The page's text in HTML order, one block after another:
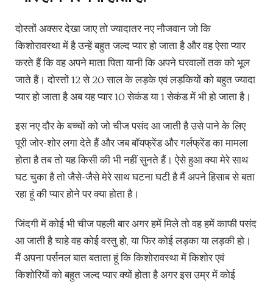
दोस्तों अक्सर देखा जाए तो ज्यादातर नए नौजवान जो कि
किशोरावस्था में है उन्हें बहुत जल्द प्यार हो जाता है और वह ऐसा प्यार
करते हैं कि वह अपने माता पिता यानी कि अपने घरवालों तक को भूल
जाते हैं। दोस्तों 12 से 20 साल के लड़के एवं लड़कियों को बहुत ज्यादा
प्यार हो जाता है अब यह प्यार 10 सेकंड या 1 सेकंड में भी हो जाता है।
इस नए दौर के बच्चों को जो चीज पसंद आ जाती है उसे पाने के लिए
पूरी जोर-शोर लगा देते हैं और जब बॉयफ्रेंड और गर्लफ्रेंड का मामला
होता है तब तो यह किसी की भी नहीं सुनते हैं। ऐसे हुआ क्या मेरे साथ
घट चुका है तो जैसे-जैसे मेरे साथ घटना घटी है मैं अपने हिसाब से बता
रहा हूं की प्यार होने पर क्या होता है।
जिंदगी में कोई भी चीज पहली बार अगर हमें मिले तो वह हमें काफी पसंद
आ जाती है चाहे वह कोई वस्तु हो, या फिर कोई लड़का या लड़की हो।
मैं अपना पर्सनल बात बताता हूं कि किशोरावस्था में किशोर एवं
किशोरियों को बहुत जल्द प्यार क्यों होता है अगर इस उम्र में कोई